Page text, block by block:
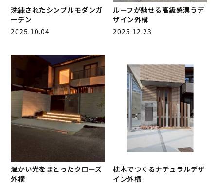
洗練されたシンプルモダンガ
ーデン
2025.10.04
ルーフが魅せる高級感漂うデ
ザイン外構
2025.12.23
温かい光をまとったクローズ
外構
枕木でつくるナチュラルデザ
イン外構